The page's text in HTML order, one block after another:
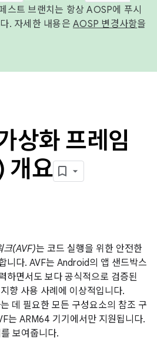
스트 브랜치는 항상 AOSP에 푸시
. 자세한 내용은 AOSP 변경사항을
상화 프레임
개요
크(AVF)는 코드 실행을 위한 안전한
니다. AVF는 Android의 앱 샌드박스
하면서도 보다 공식적으로 검증된
향 사용 사례에 이상적입니다.
데 필요한 모든 구성요소의 참조 구
는 ARM64 기기에서만 지원됩니다.
보여줍니다.